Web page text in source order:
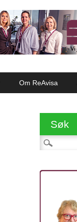
Om ReAvisa
Søk
Søk etter: